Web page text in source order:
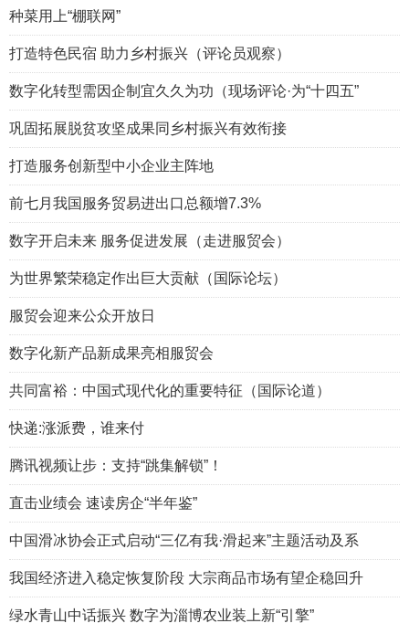
种菜用上“棚联网”
打造特色民宿 助力乡村振兴（评论员观察）
数字化转型需因企制宜久久为功（现场评论·为“十四五”
巩固拓展脱贫攻坚成果同乡村振兴有效衔接
打造服务创新型中小企业主阵地
前七月我国服务贸易进出口总额增7.3%
数字开启未来 服务促进发展（走进服贸会）
为世界繁荣稳定作出巨大贡献（国际论坛）
服贸会迎来公众开放日
数字化新产品新成果亮相服贸会
共同富裕：中国式现代化的重要特征（国际论道）
快递:涨派费，谁来付
腾讯视频让步：支持“跳集解锁”！
直击业绩会 速读房企“半年鉴”
中国滑冰协会正式启动“三亿有我·滑起来”主题活动及系
我国经济进入稳定恢复阶段 大宗商品市场有望企稳回升
绿水青山中话振兴 数字为淄博农业装上新“引擎”